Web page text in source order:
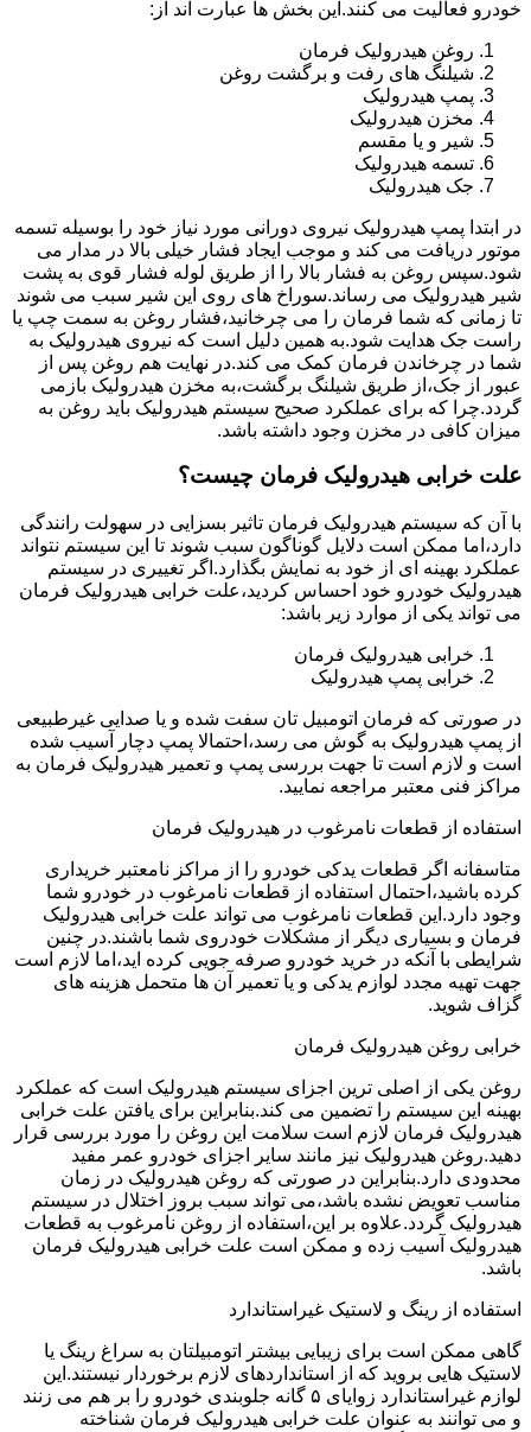
خودرو فعالیت می کنند.این بخش ها عبارت اند از:
روغن هیدرولیک فرمان
شیلنگ های رفت و برگشت روغن
پمپ هیدرولیک
مخزن هیدرولیک
شیر و یا مقسم
تسمه هیدرولیک
جک هیدرولیک
در ابتدا پمپ هیدرولیک نیروی دورانی مورد نیاز خود را بوسیله تسمه
موتور دریافت می کند و موجب ایجاد فشار خیلی بالا در مدار می
شود.سپس روغن به فشار بالا را از طریق لوله فشار قوی به پشت
شیر هیدرولیک می رساند.سوراخ های روی این شیر سبب می شوند
تا زمانی که شما فرمان را می چرخانید،فشار روغن به سمت چپ یا
راست جک هدایت شود.به همین دلیل است که نیروی هیدرولیک به
شما در چرخاندن فرمان کمک می کند.در نهایت هم روغن پس از
عبور از جک،از طریق شیلنگ برگشت،به مخزن هیدرولیک بازمی
گردد.چرا که برای عملکرد صحیح سیستم هیدرولیک باید روغن به
میزان کافی در مخزن وجود داشته باشد.
علت خرابی هیدرولیک فرمان چیست؟
با آن که سیستم هیدرولیک فرمان تاثیر بسزایی در سهولت رانندگی
دارد،اما ممکن است دلایل گوناگون سبب شوند تا این سیستم نتواند
عملکرد بهینه ای از خود به نمایش بگذارد.اگر تغییری در سیستم
هیدرولیک خودرو خود احساس کردید،علت خرابی هیدرولیک فرمان
می تواند یکی از موارد زیر باشد:
خرابی هیدرولیک فرمان
خرابی پمپ هیدرولیک
در صورتی که فرمان اتومبیل تان سفت شده و یا صدایی غیرطبیعی
از پمپ هیدرولیک به گوش می رسد،احتمالا پمپ دچار آسیب شده
است و لازم است تا جهت بررسی پمپ و تعمیر هیدرولیک فرمان به
مراکز فنی معتبر مراجعه نمایید.
استفاده از قطعات نامرغوب در هیدرولیک فرمان
متاسفانه اگر قطعات یدکی خودرو را از مراکز نامعتبر خریداری
کرده باشید،احتمال استفاده از قطعات نامرغوب در خودرو شما
وجود دارد.این قطعات نامرغوب می تواند علت خرابی هیدرولیک
فرمان و بسیاری دیگر از مشکلات خودروی شما باشند.در چنین
شرایطی با آنکه در خرید خودرو صرفه جویی کرده اید،اما لازم است
جهت تهیه مجدد لوازم یدکی و یا تعمیر آن ها متحمل هزینه های
گزاف شوید.
خرابی روغن هیدرولیک فرمان
روغن یکی از اصلی ترین اجزای سیستم هیدرولیک است که عملکرد
بهینه این سیستم را تضمین می کند.بنابراین برای یافتن علت خرابی
هیدرولیک فرمان لازم است سلامت این روغن را مورد بررسی قرار
دهید.روغن هیدرولیک نیز مانند سایر اجزای خودرو عمر مفید
محدودی دارد.بنابراین در صورتی که روغن هیدرولیک در زمان
مناسب تعویض نشده باشد،می تواند سبب بروز اختلال در سیستم
هیدرولیک گردد.علاوه بر این،استفاده از روغن نامرغوب به قطعات
هیدرولیک آسیب زده و ممکن است علت خرابی هیدرولیک فرمان
باشد.
استفاده از رینگ و لاستیک غیراستاندارد
گاهی ممکن است برای زیبایی بیشتر اتومبیلتان به سراغ رینگ یا
لاستیک هایی بروید که از استانداردهای لازم برخوردار نیستند.این
لوازم غیراستاندارد زوایای ۵ گانه جلوبندی خودرو را بر هم می زنند
و می توانند به عنوان علت خرابی هیدرولیک فرمان شناخته